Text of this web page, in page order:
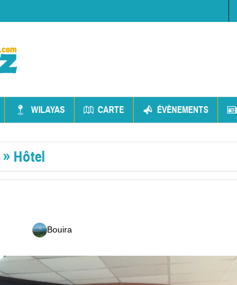
WILAYAS CARTE ÉVÈNEMENTS
» Hôtel
Bouira